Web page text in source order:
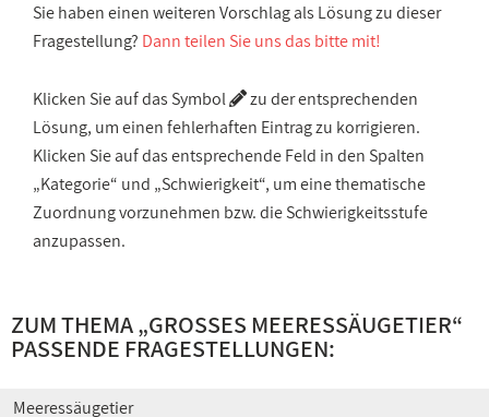
Sie haben einen weiteren Vorschlag als Lösung zu dieser
Fragestellung? Dann teilen Sie uns das bitte mit!
Klicken Sie auf das Symbol
zu der entsprechenden
Lösung, um einen fehlerhaften Eintrag zu korrigieren.
Klicken Sie auf das entsprechende Feld in den Spalten
„Kategorie“ und „Schwierigkeit“, um eine thematische
Zuordnung vorzunehmen bzw. die Schwierigkeitsstufe
anzupassen.
ZUM THEMA „GROSSES MEERESSÄUGETIER “
PASSENDE FRAGESTELLUNGEN:
Meeressäugetier